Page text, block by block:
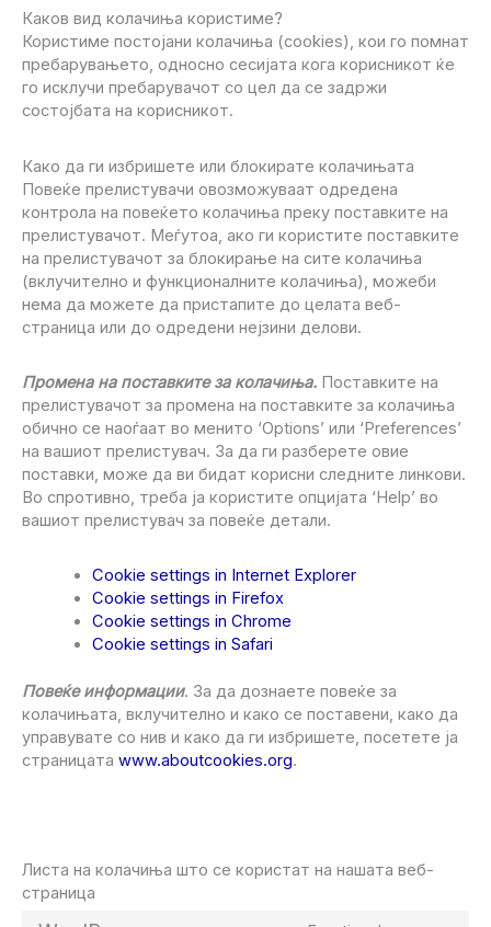
Каков вид колачиња користиме?
Користиме постојани колачиња (cookies), кои го помнат
пребарувањето, односно сесијата кога корисникот ќе
го исклучи пребарувачот со цел да се задржи
состојбата на корисникот.
Како да ги избришете или блокирате колачињата
Повеќе прелистувачи овозможуваат одредена
контрола на повеќето колачиња преку поставките на
прелистувачот. Меѓутоа, ако ги користите поставките
на прелистувачот за блокирање на сите колачиња
(вклучително и функционалните колачиња), можеби
нема да можете да пристапите до целата веб-
страница или до одредени нејзини делови.
Промена на поставките за колачиња. Поставките на
прелистувачот за промена на поставките за колачиња
обично се наоѓаат во менито ‘Options’ или ‘Preferences’
на вашиот прелистувач. За да ги разберете овие
поставки, може да ви бидат корисни следните линкови.
Во спротивно, треба ја користите опцијата ‘Help’ во
вашиот прелистувач за повеќе детали.
Cookie settings in Internet Explorer
Cookie settings in Firefox
Cookie settings in Chrome
Cookie settings in Safari
Повеќе информации. За да дознаете повеќе за
колачињата, вклучително и како се поставени, како да
управувате со нив и како да ги избришете, посетете ја
страницата www.aboutcookies.org.
Листа на колачиња што се користат на нашата веб-
страница